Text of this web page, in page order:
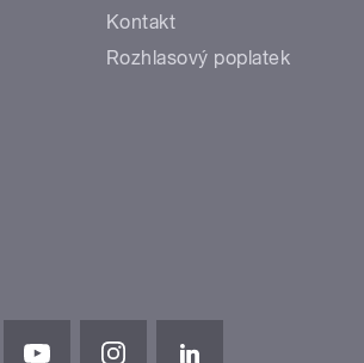
Kontakt
Rozhlasový poplatek